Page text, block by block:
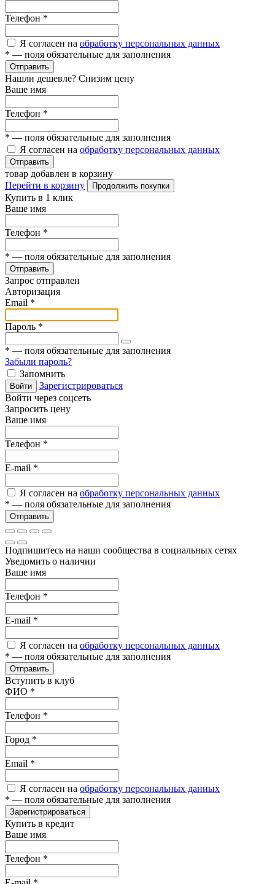
Телефон *
Я согласен на обработку персональных данных
* — поля обязательные для заполнения
Отправить
Нашли дешевле? Снизим цену
Ваше имя
Телефон *
* — поля обязательные для заполнения
Я согласен на обработку персональных данных
Отправить
товар добавлен в корзину
Перейти в корзину
Продолжить покупки
Купить в 1 клик
Ваше имя
Телефон *
* — поля обязательные для заполнения
Отправить
Запрос отправлен
Авторизация
Email *
Пароль *
* — поля обязательные для заполнения
Забыли пароль?
Запомнить
Войти
Зарегистрироваться
Войти через соцсеть
Запросить цену
Ваше имя
Телефон *
E-mail *
Я согласен на обработку персональных данных
* — поля обязательные для заполнения
Отправить
Подпишитесь на наши сообщества в социальных сетях
Уведомить о наличии
Ваше имя
Телефон *
E-mail *
Я согласен на обработку персональных данных
* — поля обязательные для заполнения
Отправить
Вступить в клуб
ФИО *
Телефон *
Город *
Email *
Я согласен на обработку персональных данных
* — поля обязательные для заполнения
Зарегистрироваться
Купить в кредит
Ваше имя
Телефон *